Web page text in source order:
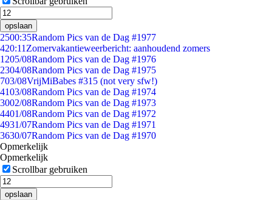
opslaan
2500:35Random Pics van de Dag #1977
420:11 Zomervakantieweerbericht: aanhoudend zomers
1205/08Random Pics van de Dag #1976
2304/08Random Pics van de Dag #1975
703/08VrijMiBabes #315 (not very sfw!)
4103/08Random Pics van de Dag #1974
3002/08Random Pics van de Dag #1973
4401/08Random Pics van de Dag #1972
4931/07Random Pics van de Dag #1971
3630/07Random Pics van de Dag #1970
Opmerkelijk
Opmerkelijk
Scrollbar gebruiken
opslaan